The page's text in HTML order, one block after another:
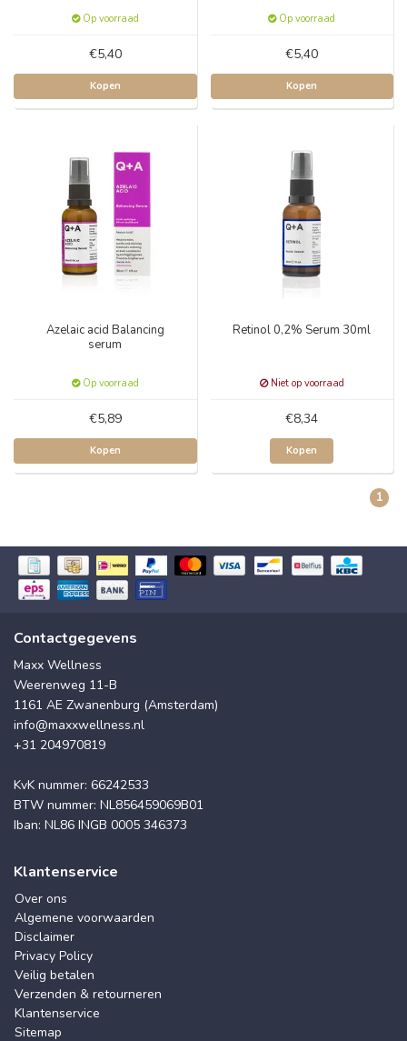
Op voorraad
€5,40
Kopen
Op voorraad
€5,40
Kopen
Azelaic acid Balancing
serum
Op voorraad
€5,89
Kopen
Retinol 0,2% Serum 30ml
Niet op voorraad
€8,34
Kopen
1
Contactgegevens
Maxx Wellness
Weerenweg 11-B
1161 AE Zwanenburg (Amsterdam)
info@maxxwellness.nl
+31 204970819
KvK nummer: 66242533
BTW nummer: NL856459069B01
Iban: NL86 INGB 0005 346373
Klantenservice
Over ons
Algemene voorwaarden
Disclaimer
Privacy Policy
Veilig betalen
Verzenden & retourneren
Klantenservice
Sitemap